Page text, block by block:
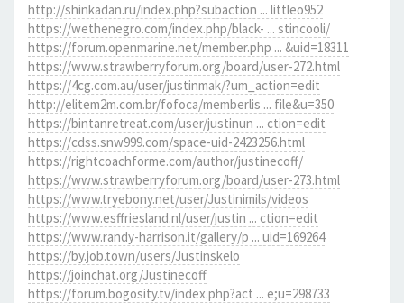
http://shinkadan.ru/index.php?subaction ... littleo952
https://wethenegro.com/index.php/black- ... stincooli/
https://forum.openmarine.net/member.php ... &uid=18311
https://www.strawberryforum.org/board/user-272.html
https://4cg.com.au/user/justinmak/?um_action=edit
http://elitem2m.com.br/fofoca/memberlis ... file&u=350
https://bintanretreat.com/user/justinun ... ction=edit
https://cdss.snw999.com/space-uid-2423256.html
https://rightcoachforme.com/author/justinecoff/
https://www.strawberryforum.org/board/user-273.html
https://www.tryebony.net/user/Justinimils/videos
https://www.esffriesland.nl/user/justin ... ction=edit
https://www.randy-harrison.it/gallery/p ... uid=169264
https://by.job.town/users/Justinskelo
https://joinchat.org/Justinecoff
https://forum.bogosity.tv/index.php?act ... e;u=298733